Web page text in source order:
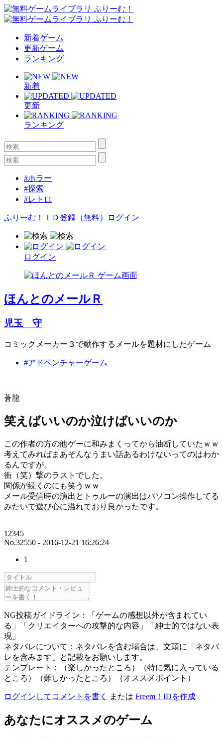
新着ゲーム
更新ゲーム
ランキング
新着
更新
ランキング
#ホラー
#探索
#レトロ
ふりーむ！ＩＤ登録（無料） ログイン
ログイン
ほんとのメールＲ
児玉 守
コミックメーカー３で動作するメールを題材にしたゲーム
#アドベンチャーゲーム
蒼龍
笑えばいいのか泣けばいいのか
この作者の方の他ゲーに和みまくってから油断していたｗｗ
考えてみればまあそんなうまい話あるわけないってのはわか
るんですが。
衝（笑）撃のラストでした。
関係が続くのにも笑うｗｗ
メール受信時の演出とトゥルーの演出はパソコン操作してる
みたいで遊び心に溢れており良かったです。
12345
No.32550 - 2016-12-21 16:26:24
1
NG投稿ガイドライン：「ゲームの感想以外が含まれてい
る」「クリエイターへの攻撃的な内容」「紳士的ではない表
現」
ネタバレについて：ネタバレを含む場合は、文頭に「ネタバ
レを含みます」と記載をお願いします。
テンプレート：（楽しかったところ）（特に気に入っている
ところ）（難しかったところ）（オススメポイント）
ログインしてコメントを書く または Freem！IDを作成
あなたにオススメのゲーム